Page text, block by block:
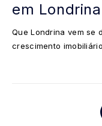
em Londrina
Que Londrina vem se
crescimento